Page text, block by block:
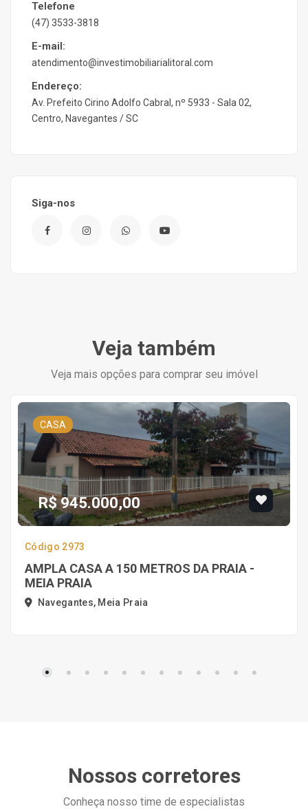
Telefone
(47) 3533-3818
E-mail:
atendimento@investimobiliarialitoral.com
Endereço:
Av. Prefeito Cirino Adolfo Cabral, nº 5933 - Sala 02,
Centro, Navegantes / SC
Siga-nos
Veja também
Veja mais opções para comprar seu imóvel
CASA
R$ 945.000,00
Código 2973
AMPLA CASA A 150 METROS DA PRAIA -
MEIA PRAIA
Navegantes, Meia Praia
Nossos corretores
Conheça nosso time de especialistas